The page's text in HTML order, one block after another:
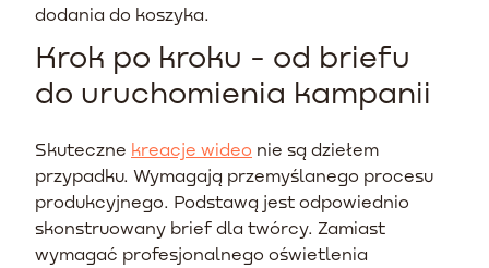
dodania do koszyka.
Krok po kroku - od briefu
do uruchomienia kampanii
Skuteczne kreacje wideo nie są dziełem
przypadku. Wymagają przemyślanego procesu
produkcyjnego. Podstawą jest odpowiednio
skonstruowany brief dla twórcy. Zamiast
wymagać profesjonalnego oświetlenia